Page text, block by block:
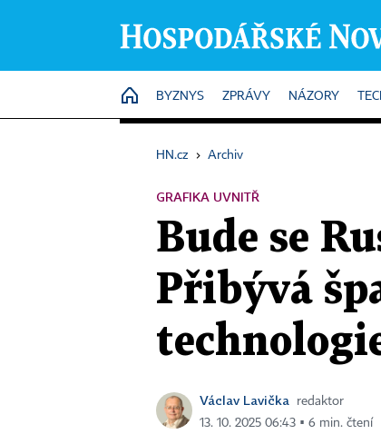
HOME
BYZNYS ZPRÁVY NÁZORY
HN.cz › Archiv
GRAFIKA UVNITŘ
Bude se
Přibývá
Václav Lavička
redaktor
13. 10. 2025 06:43 ▪ 6 min. čtení